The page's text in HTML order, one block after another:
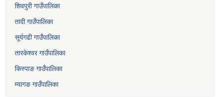
शिवपुरी गाउँपालिका
तादी गाउँपालिका
सूर्यगढी गाउँपालिका
तारकेश्वर गाउँपालिका
किस्पाङ गाउँपालिका
म्यागङ गाउँपालिका